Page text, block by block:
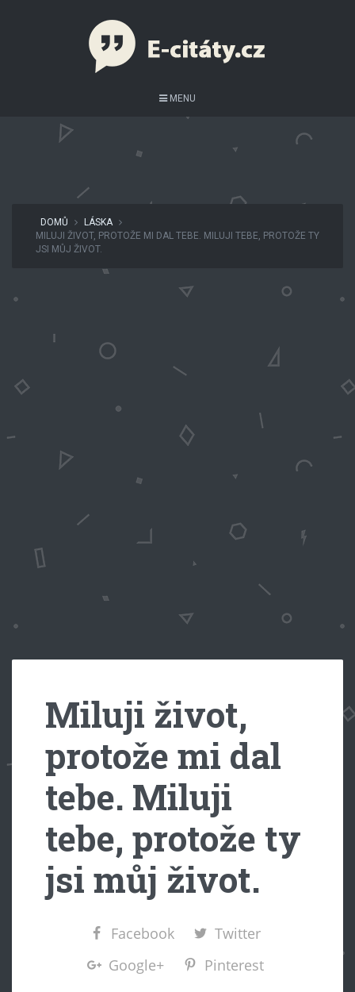
MENU
DOMŮ
LÁSKA
MILUJI ŽIVOT, PROTOŽE MI DAL TEBE. MILUJI TEBE, PROTOŽE TY
JSI MŮJ ŽIVOT.
Miluji život,
protože mi dal
tebe. Miluji
tebe, protože ty
jsi můj život.
Facebook
Twitter
Google+
Pinterest